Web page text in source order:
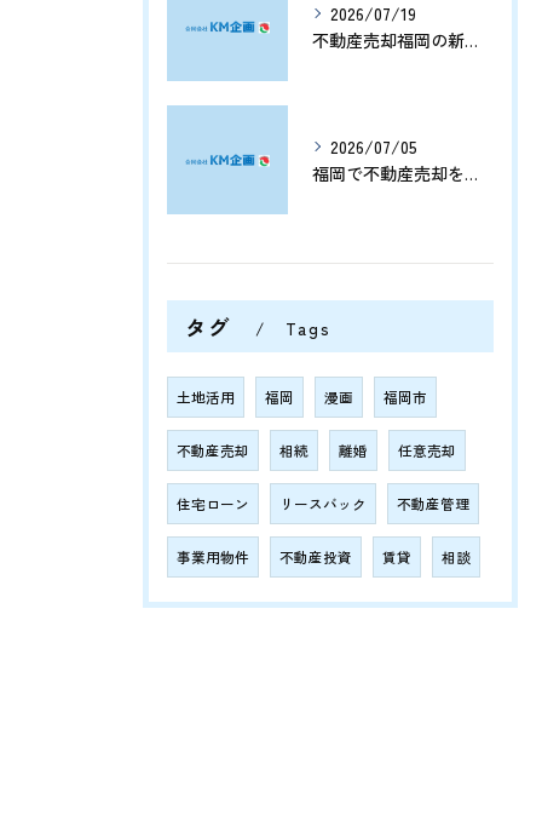
2026/07/19
不動産売却福岡の新展開と資産価値を守る売却戦略まとめ
2026/07/05
福岡で不動産売却をプロに任せて相続や資産整理をスムーズに進める方法
タグ Tags
土地活用 福岡 漫画 福岡市
不動産売却 相続 離婚 任意売却
住宅ローン リースバック 不動産管理
事業用物件 不動産投資 賃貸 相談